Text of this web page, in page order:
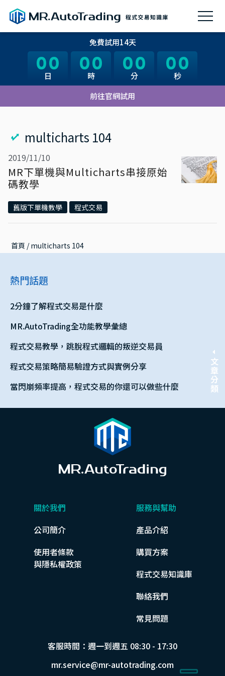
00
日 00
時 00
分 00
秒
前往官網試用
免費試用14天
00
日 00
時 00
分 00
秒
multicharts 104
2019/11/10
MR下單機與Multicharts串接原始
碼教學
舊版下單機教學 程式交易
首頁 / multicharts 104
熱門話題
2分鐘了解程式交易是什麼
MR.AutoTrading全功能教學彙總
程式交易教學，跳脫程式邏輯的叛逆交易員
程式交易策略簡易驗證方式與實例分享
當閃崩頻率提高，程式交易的你還可以做些什麼
關於我們
公司簡介
使用者條款
與隱私權政策
服務與幫助
產品介紹
購買方案
程式交易知識庫
聯絡我們
常見問題
客服時間：週一到週五 08:30 - 17:30
mr.service@mr-autotrading.com
文章分類